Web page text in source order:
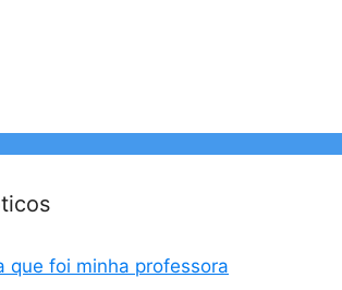
que foi minha professora